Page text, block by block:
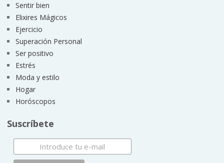
Sentir bien
Elixires Mágicos
Ejercicio
Superación Personal
Ser positivo
Estrés
Moda y estilo
Hogar
Horóscopos
Suscríbete